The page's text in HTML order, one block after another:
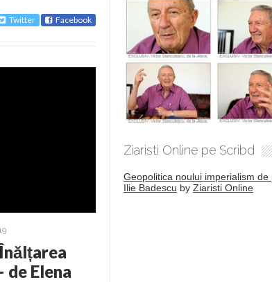
Twitter Facebook
Elena
Ziaristi Online pe Scribd
Geopolitica noului imperialism de
Ilie Badescu by Ziaristi Online